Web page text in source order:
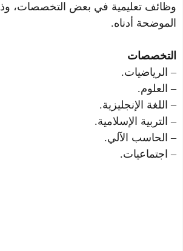
وظائف تعليمية في بعض التخصصات،
الموضحة أدناه.
التخصصات
– الرياضيات.
– العلوم.
– اللغة الإنجليزية.
– التربية الإسلامية.
– الحاسب الآلي.
– اجتماعيات.